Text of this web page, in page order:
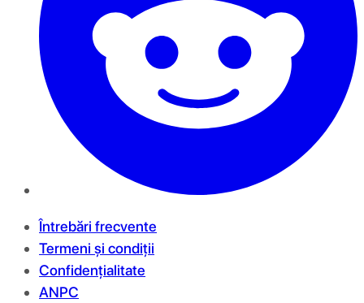
Întrebări frecvente
Termeni și condiții
Confidențialitate
ANPC